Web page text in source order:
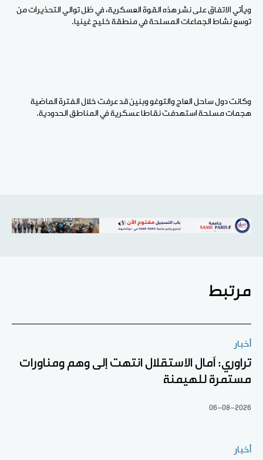
ويأتي الاتفاق على نشر هذه القوة العسكرية، في ظل توالي التحذيرات من
توسع نشاط الجماعات المسلحة في منطقة خليج غينيا.
وكانت دول ساحل العاج والتوغو وبنين قد عرفت خلال الفترة الماضية
هجمات مسلحة استهدفت نقاطا عسكرية في المناطق الحدودية.
مرتبط
أخبار
تراوري: آمال الاستقلال انتهت إلى وهم ومناورات
مستمرة للهيمنة
06-08-2026
أخبار